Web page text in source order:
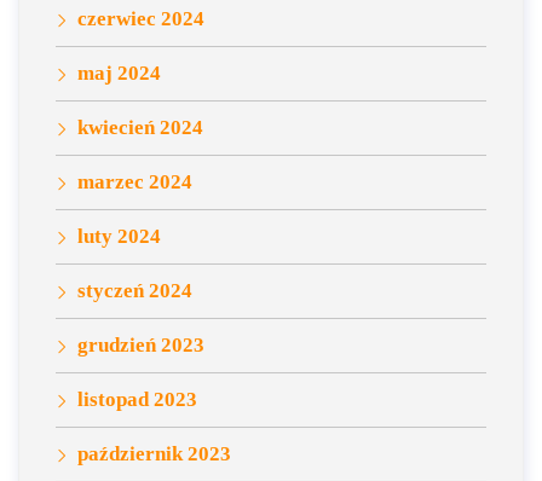
czerwiec 2024
maj 2024
kwiecień 2024
marzec 2024
luty 2024
styczeń 2024
grudzień 2023
listopad 2023
październik 2023